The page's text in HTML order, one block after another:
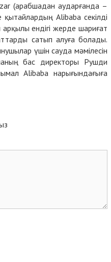
(арабшадан аударғанда –
Alibaba секілді
ендігі жерде шариғат
сатып алуға болады.
үшін сауда мәмілесін
бас директоры Рушди
Alibaba нарығындағыға